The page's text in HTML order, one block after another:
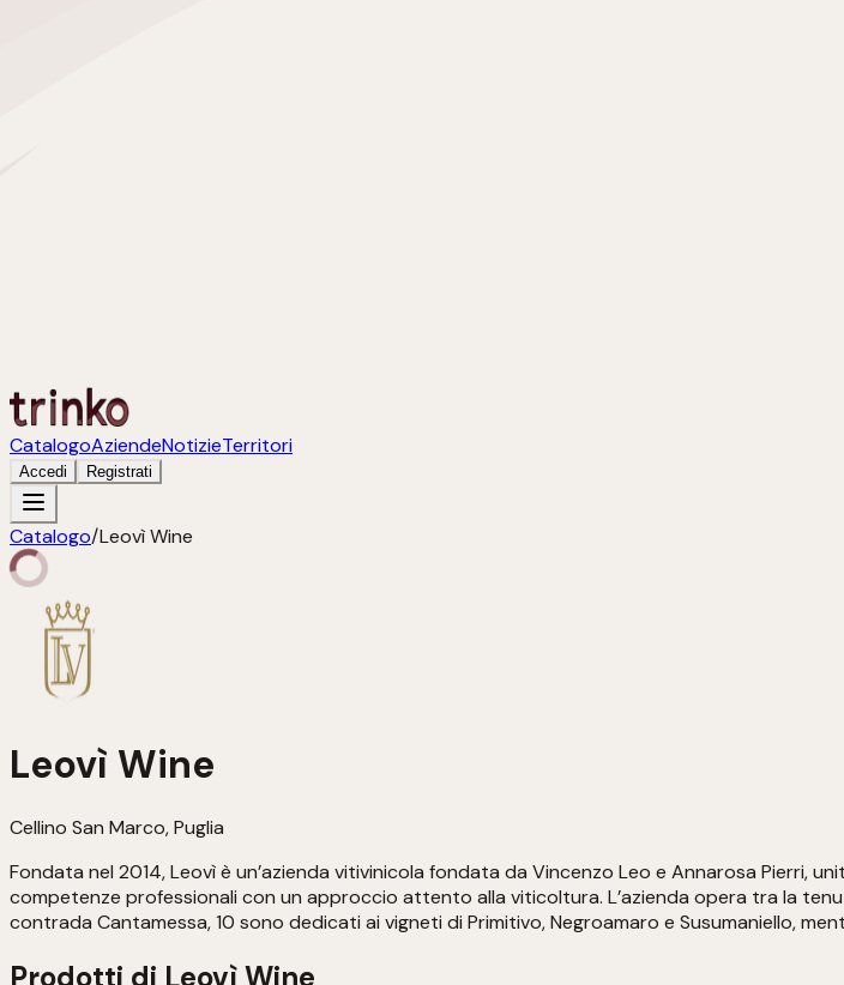
CatalogoAziendeNotizieTerritori
Accedi Registrati
Catalogo/Leovì Wine
Leovì Wine
Cellino San Marco, Puglia
Fondata nel 2014, Leovì è un’azienda vitivinicola fondata da Vincenzo Leo e Annarosa Pierri,
competenze professionali con un approccio attento alla viticoltura. L’azienda opera tra la
contrada Cantamessa, 10 sono dedicati ai vigneti di Primitivo, Negroamaro e Susumaniello,